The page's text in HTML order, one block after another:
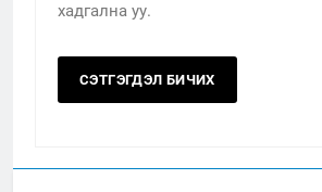
хадгална уу.